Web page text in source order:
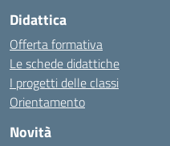
Didattica
Offerta formativa
Le schede didattiche
I progetti delle classi
Orientamento
Novità